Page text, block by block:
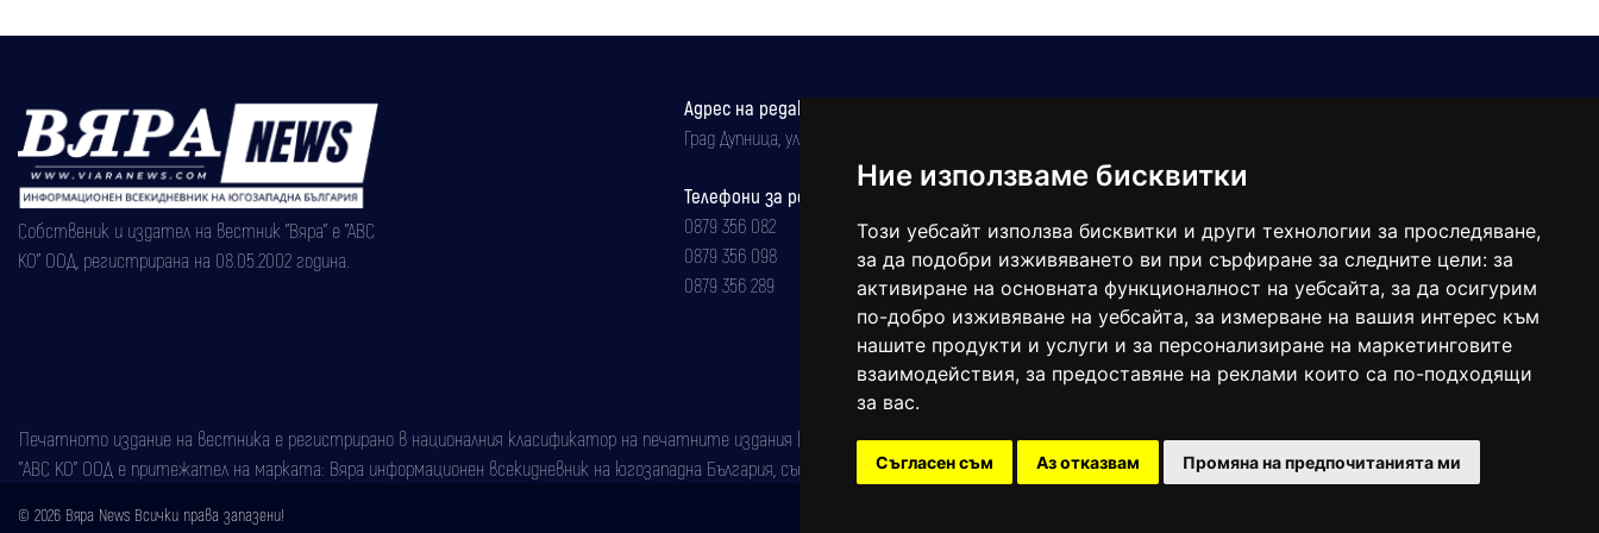
Ние използваме бисквитки
Този уебсайт използва бисквитки и други технологии за проследяване,
за да подобри изживяването ви при сърфиране за следните цели: за
активиране на основната функционалност на уебсайта, за да осигурим
по-добро изживяване на уебсайта, за измерване на вашия интерес към
нашите продукти и услуги и за персонализиране на маркетинговите
взаимодействия, за предоставяне на реклами които са по-подходящи
за вас.
Съгласен съм Аз отказвам Промяна на предпочитанията ми
Собственик и издател на вестник "Вяра" е "АВС
КО" ООД, регистрирана на 08.05.2002 година.
Адрес на редакцията
Град Дупница, ул.''Христо Ботев" 43
Телефони за реклама и абонаменти
0879 356 082
0879 356 098
0879 356 289
balgarkanews@gmail.com
Печатното издание на вестника е регистрирано в националния класификатор на печатните издания (Българска национална агенция за ISSN) под номер: ISSN 1312-4722.
"АВС КО" ООД е притежател на марката: Вяра информационен всекидневник на югозападна България, със свидетелство за марка рег. номер: 47857/11.05.2004 година.
© 2026 Вяра News Всички права запазени!